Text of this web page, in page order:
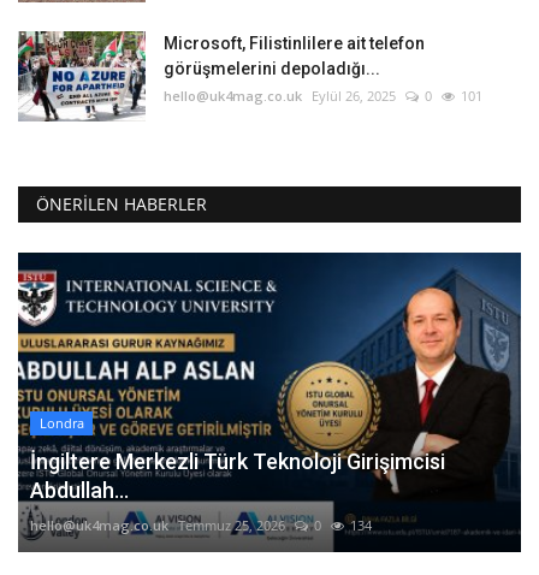
Microsoft, Filistinlilere ait telefon
görüşmelerini depoladığı...
hello@uk4mag.co.uk Eylül 26, 2025 0 101
ÖNERILEN HABERLER
Londra
İngiltere Merkezli Türk Teknoloji Girişimcisi
Abdullah...
hello@uk4mag.co.uk Temmuz 25, 2026 0 134